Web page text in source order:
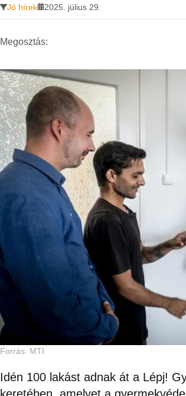
Jó hírek 2025. július 29.
Megosztás:
Forrás: MTI
Idén 100 lakást adnak át a Lépj!
keretében, amelyet a